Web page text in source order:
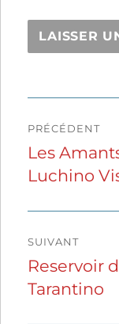
de
l’article
PRÉCÉDENT
Publication
précédente :
Les
Luchino
SUIVANT
Publication
suivante :
Reservoir
Tarantino